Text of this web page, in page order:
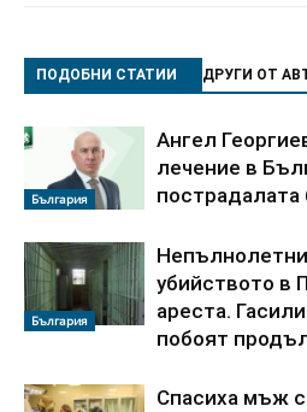
ПОДОБНИ СТАТИИ ДРУГИ ОТ
България
Ангел
лечение в
пострадалата
България
убийството в
ареста.
побоят
Спасиха мъж